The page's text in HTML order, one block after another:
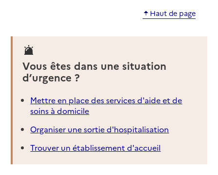
Haut de page
Vous êtes dans une situation
d’urgence ?
Mettre en place des services d'aide et de
soins à domicile
Organiser une sortie d'hospitalisation
Trouver un établissement d'accueil